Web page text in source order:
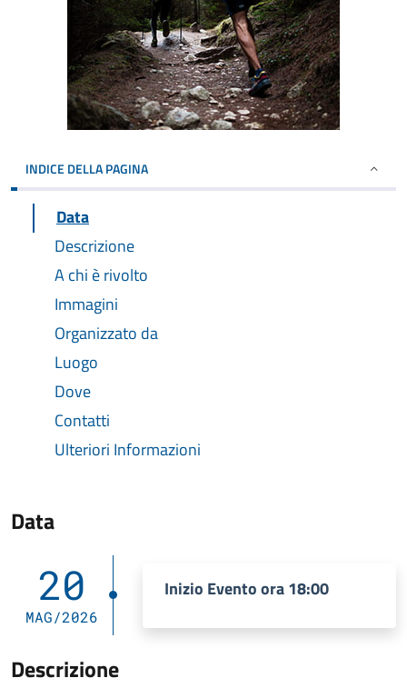
INDICE DELLA PAGINA
Data
Descrizione
A chi è rivolto
Immagini
Organizzato da
Luogo
Dove
Contatti
Ulteriori Informazioni
Data
20
MAG/2026
Inizio Evento ora 18:00
Descrizione